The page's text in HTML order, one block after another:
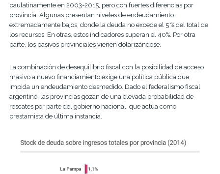
paulatinamente en 2003-2015, pero con fuertes diferencias por
provincia. Algunas presentan niveles de endeudamiento
extremadamente bajos, donde la deuda no excede el 5 % del total de
los recursos. En otras, estos indicadores superan el 40%. Por otra
parte, los pasivos provinciales vienen dolarizándose.
La combinación de desequilibrio fiscal con la posibilidad de acceso
masivo a nuevo financiamiento exige una política pública que
impida un endeudamiento desmedido. Dado el federalismo fiscal
argentino, las provincias gozan de una elevada probabilidad de
rescates por parte del gobierno nacional, que actúa como
prestamista de última instancia.